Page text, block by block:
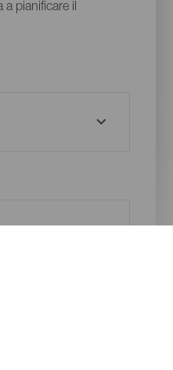
a pianificare il